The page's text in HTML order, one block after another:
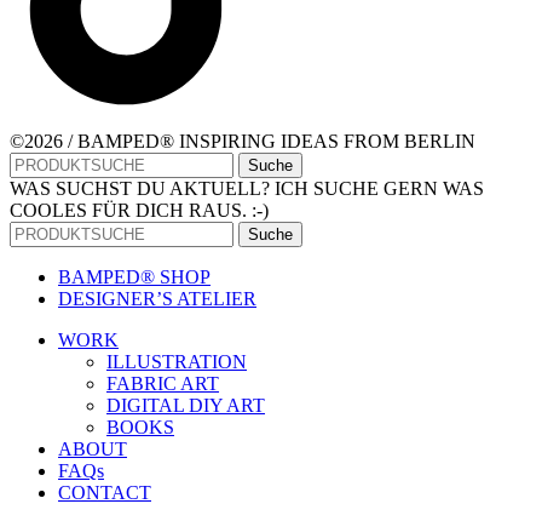
©2026 / BAMPED® INSPIRING IDEAS FROM BERLIN
Suche
WAS SUCHST DU AKTUELL? ICH SUCHE GERN WAS
COOLES FÜR DICH RAUS. :-)
Suche
BAMPED® SHOP
DESIGNER’S ATELIER
WORK
ILLUSTRATION
FABRIC ART
DIGITAL DIY ART
BOOKS
ABOUT
FAQs
CONTACT